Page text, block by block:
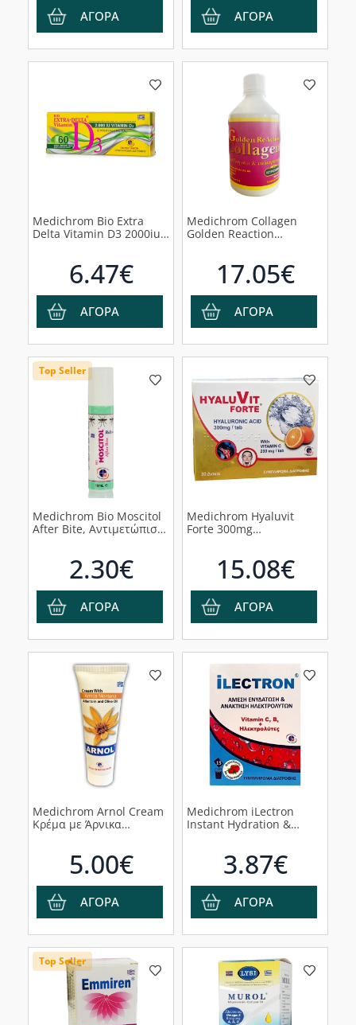
ΑΓΟΡΑ ΑΓΟΡΑ
Medichrom Bio Extra
Delta Vitamin D3 2000iu,
6.47€
ΑΓΟΡΑ
Medichrom Collagen
Golden Reaction
Υαλουρονικό με Γεύση
Ροδάκινο, 500ml
17.05€
ΑΓΟΡΑ
Top Seller
Medichrom Bio Moscitol
After Bite, Αντιμετώπιση
2.30€
ΑΓΟΡΑ
Medichrom Hyaluvit
Forte 300mg
15.08€
ΑΓΟΡΑ
Medichrom Arnol Cream
Κρέμα με Άρνικα
5.00€
ΑΓΟΡΑ
Medichrom iLectron
Instant Hydration &
με Γεύση Rasberry,
15φακελάκια3.87€
ΑΓΟΡΑ
Top Seller